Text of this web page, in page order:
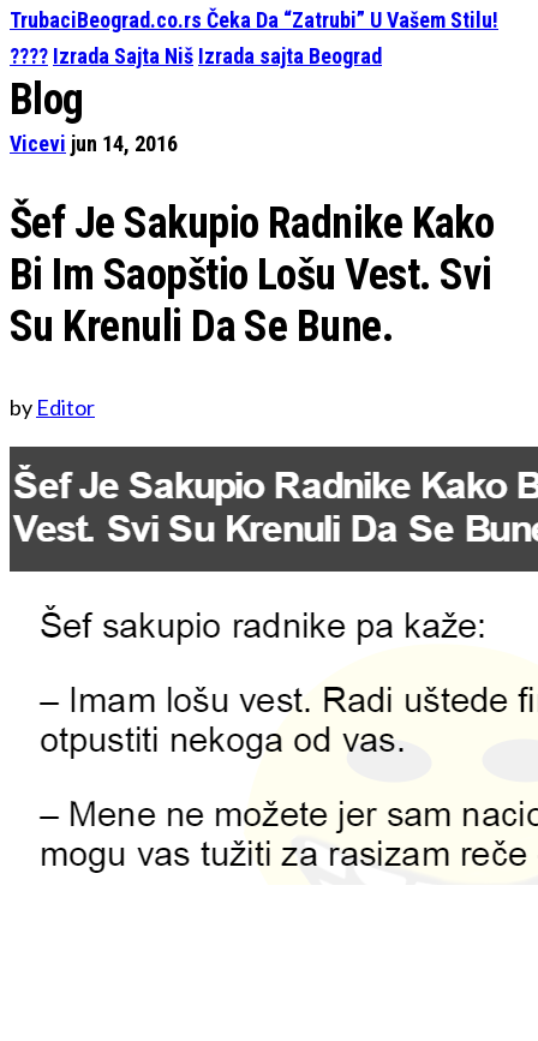
TrubaciBeograd.co.rs Čeka Da “Zatrubi” U Vašem Stilu!
???? Izrada Sajta Niš Izrada sajta Beograd
Blog
Vicevi jun 14, 2016
Šef Je Sakupio Radnike Kako
Bi Im Saopštio Lošu Vest. Svi
Su Krenuli Da Se Bune.
by Editor